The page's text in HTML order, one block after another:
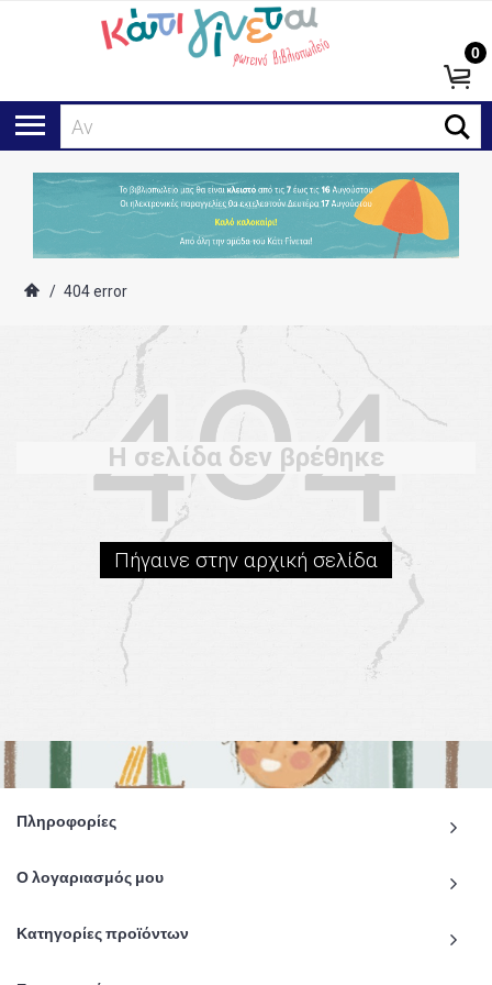
Αναζ
0
/ 404 error
Η σελίδα δεν βρέθηκε
Πήγαινε στην αρχική σελίδα
Πληροφορίες
Ο λογαριασμός μου
Κατηγορίες προϊόντων